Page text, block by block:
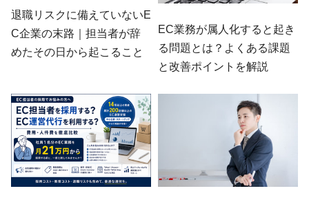
退職リスクに備えていないE
C企業の末路｜担当者が辞
めたその日から起こること
EC業務が属人化すると起き
る問題とは？よくある課題
と改善ポイントを解説